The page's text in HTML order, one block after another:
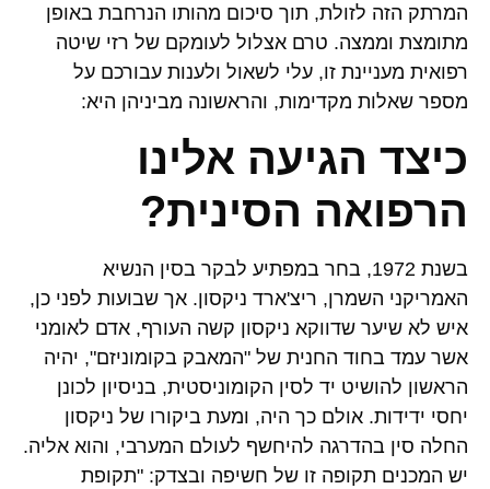
המרתק הזה לזולת, תוך סיכום מהותו הנרחבת באופן
מתומצת וממצה. טרם אצלול לעומקם של רזי שיטה
רפואית מעניינת זו, עלי לשאול ולענות עבורכם על
מספר שאלות מקדימות, והראשונה מביניהן היא:
כיצד הגיעה אלינו
הרפואה הסינית?
בשנת 1972, בחר במפתיע לבקר בסין הנשיא
האמריקני השמרן, ריצ'ארד ניקסון. אך שבועות לפני כן,
איש לא שיער שדווקא ניקסון קשה העורף, אדם לאומני
אשר עמד בחוד החנית של "המאבק בקומוניזם", יהיה
הראשון להושיט יד לסין הקומוניסטית, בניסיון לכונן
יחסי ידידות. אולם כך היה, ומעת ביקורו של ניקסון
החלה סין בהדרגה להיחשף לעולם המערבי, והוא אליה.
יש המכנים תקופה זו של חשיפה ובצדק: "תקופת